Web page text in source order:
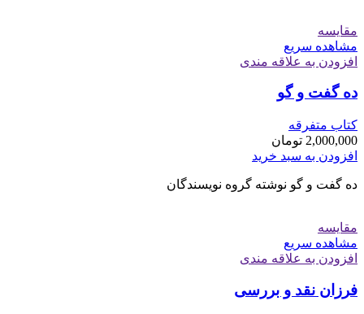
مقایسه
مشاهده سریع
افزودن به علاقه مندی
ده گفت و گو
کتاب متفرقه
2,000,000 تومان
افزودن به سبد خرید
ده گفت و گو نوشته گروه نویسندگان
مقایسه
مشاهده سریع
افزودن به علاقه مندی
فرزان نقد و بررسی